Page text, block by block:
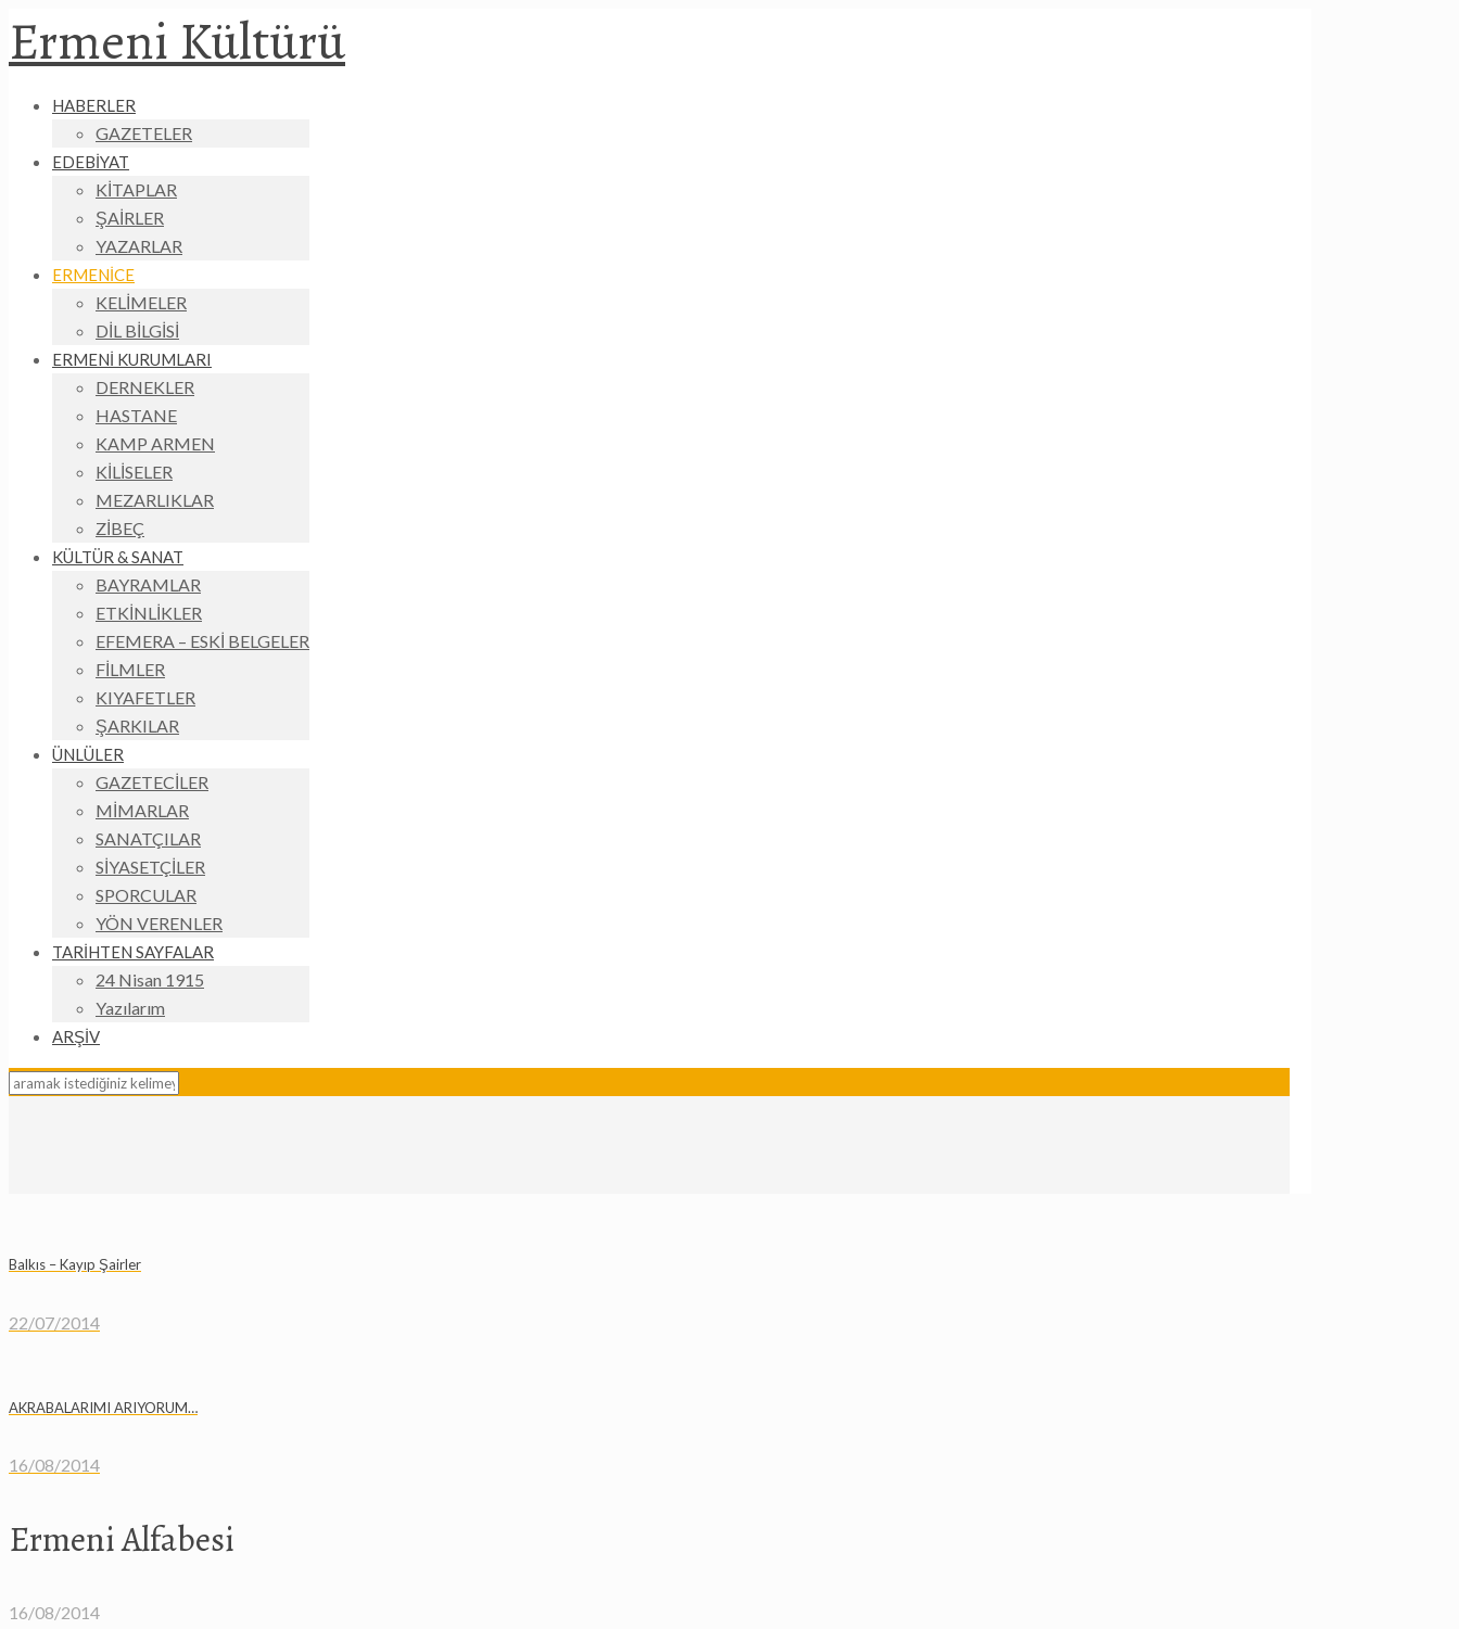
Ermeni Kültürü
HABERLER
GAZETELER
EDEBİYAT
KİTAPLAR
ŞAİRLER
YAZARLAR
ERMENİCE
KELİMELER
DİL BİLGİSİ
ERMENİ KURUMLARI
DERNEKLER
HASTANE
KAMP ARMEN
KİLİSELER
MEZARLIKLAR
ZİBEÇ
KÜLTÜR & SANAT
BAYRAMLAR
ETKİNLİKLER
EFEMERA – ESKİ BELGELER
FİLMLER
KIYAFETLER
ŞARKILAR
ÜNLÜLER
GAZETECİLER
MİMARLAR
SANATÇILAR
SİYASETÇİLER
SPORCULAR
YÖN VERENLER
TARİHTEN SAYFALAR
24 Nisan 1915
Yazılarım
ARŞİV
Balkıs – Kayıp Şairler
22/07/2014
AKRABALARIMI ARIYORUM…
16/08/2014
Ermeni Alfabesi
16/08/2014